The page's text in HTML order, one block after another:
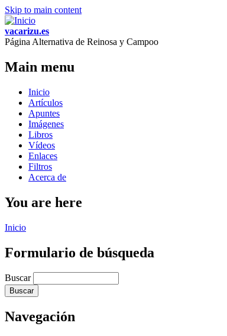
Skip to main content
vacarizu.es
Página Alternativa de Reinosa y Campoo
Main menu
Inicio
Artículos
Apuntes
Imágenes
Libros
Vídeos
Enlaces
Filtros
Acerca de
You are here
Inicio
Formulario de búsqueda
Buscar
Navegación